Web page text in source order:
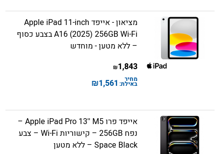
מציאון - אייפד Apple iPad 11-inch
A16 (2025) 256GB Wi-Fi בצבע כסוף
– ללא מטען - מוחדש
1,843
₪
מחיר
באילת: 1,561
₪
אייפד פרו Apple iPad Pro 13'' M5 –
נפח 256GB – קישוריות Wi-Fi – צבע
Space Black – ללא מטען